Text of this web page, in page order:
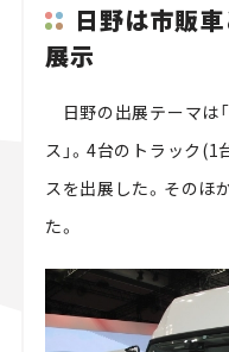
日野は市販
展示
日野の出展テーマは
ス」。4台のトラック(1
スを出展した。そのほ
た。